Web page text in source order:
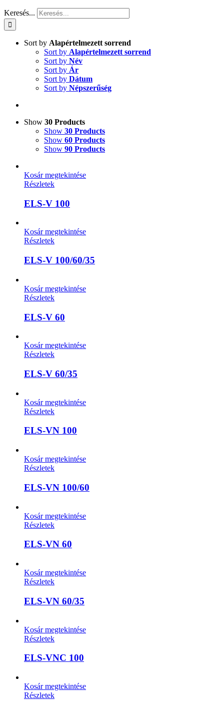
Keresés...
Sort by Alapértelmezett sorrend
Sort by Alapértelmezett sorrend
Sort by Név
Sort by Ár
Sort by Dátum
Sort by Népszerűség
Show 30 Products
Show 30 Products
Show 60 Products
Show 90 Products
Kosár megtekintése
Részletek
ELS-V 100
Kosár megtekintése
Részletek
ELS-V 100/60/35
Kosár megtekintése
Részletek
ELS-V 60
Kosár megtekintése
Részletek
ELS-V 60/35
Kosár megtekintése
Részletek
ELS-VN 100
Kosár megtekintése
Részletek
ELS-VN 100/60
Kosár megtekintése
Részletek
ELS-VN 60
Kosár megtekintése
Részletek
ELS-VN 60/35
Kosár megtekintése
Részletek
ELS-VNC 100
Kosár megtekintése
Részletek